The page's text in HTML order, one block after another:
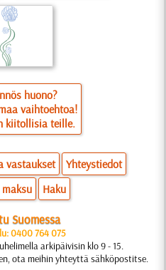
huono?
vaihtoehtoa!
kiitollisia teille.
vastaukset
Yhteystiedot
Haku
Suomessa
0400 764 075
arkipäivisin klo 9 - 15.
ota meihin yhteyttä sähköpostitse.